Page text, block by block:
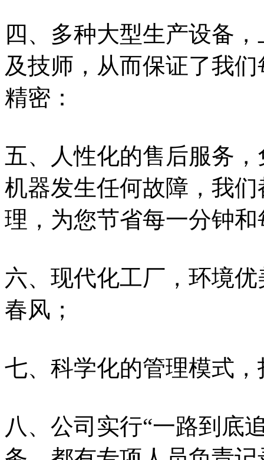
四、多种大型生产设备
及技师，从而保证了我
精密：
五、人性化的售后服务
机器发生任何故障，我
理，为您节省每一分钟
六、现代化工厂，环境
春风；
七、科学化的管理模式
八、公司实行“一路到底